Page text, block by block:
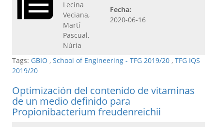
Lecina
Veciana,
Martí
Pascual,
Núria
Fecha:
2020-06-16
Tags: GBIO , School of Engineering - TFG 2019/20 , TFG IQS
2019/20
Optimización del contenido de vitaminas
de un medio definido para
Propionibacterium freudenreichii